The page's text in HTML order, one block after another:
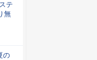
テ
無
の